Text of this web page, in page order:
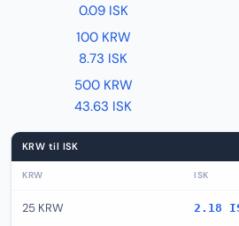
0.09 ISK
100 KRW
8.73 ISK
500 KRW
43.63 ISK
KRW til ISK
KRW ISK
25 KRW 2.18